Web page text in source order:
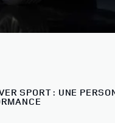
SPORT : UNE